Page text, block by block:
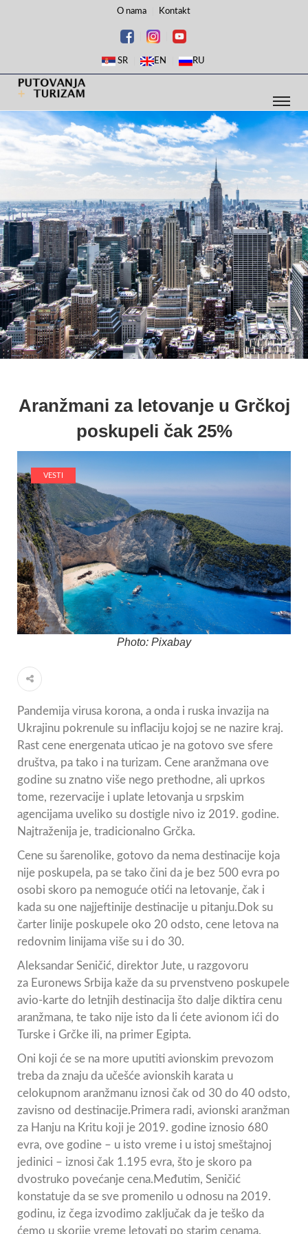
O nama Kontakt
SR EN RU
Aranžmani za letovanje u Grčkoj
poskupeli čak 25%
VESTI
Photo: Pixabay
Pandemija virusa korona, a onda i ruska invazija na
Ukrajinu pokrenule su inflaciju kojoj se ne nazire kraj.
Rast cene energenata uticao je na gotovo sve sfere
društva, pa tako i na turizam. Cene aranžmana ove
godine su znatno više nego prethodne, ali uprkos
tome, rezervacije i uplate letovanja u srpskim
agencijama uveliko su dostigle nivo iz 2019. godine.
Najtraženija je, tradicionalno Grčka.
Cene su šarenolike, gotovo da nema destinacije koja
nije poskupela, pa se tako čini da je bez 500 evra po
osobi skoro pa nemoguće otići na letovanje, čak i
kada su one najjeftinije destinacije u pitanju.Dok su
čarter linije poskupele oko 20 odsto, cene letova na
redovnim linijama više su i do 30.
Aleksandar Seničić, direktor Jute, u razgovoru
za Euronews Srbija kaže da su prvenstveno poskupele
avio-karte do letnjih destinacija što dalje diktira cenu
aranžmana, te tako nije isto da li ćete avionom ići do
Turske i Grčke ili, na primer Egipta.
Oni koji će se na more uputiti avionskim prevozom
treba da znaju da učešće avionskih karata u
celokupnom aranžmanu iznosi čak od 30 do 40 odsto,
zavisno od destinacije.Primera radi, avionski aranžman
za Hanju na Kritu koji je 2019. godine iznosio 680
evra, ove godine – u isto vreme i u istoj smeštajnoj
jedinici – iznosi čak 1.195 evra, što je skoro pa
dvostruko povećanje cena.Međutim, Seničić
konstatuje da se sve promenilo u odnosu na 2019.
godinu, iz čega izvodimo zaključak da je teško da
ćemo u skorije vreme letovati po starim cenama.